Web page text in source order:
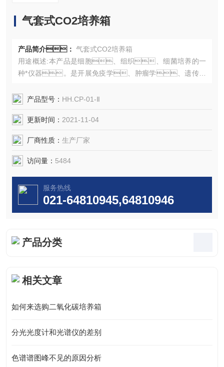
气套式CO2培养箱
产品简介： 气套式CO2培养箱
用途概述:本产品是细胞、组织、细菌培养的一
种*仪器。是开展免疫学、肿瘤学、遗传学
业科学、药物学的研究和生产。
产品型号： HH.CP-01-Ⅱ
更新时间： 2021-11-04
厂商性质： 生产厂家
访问量： 5484
服务热线
021-64810945,64810946
产品分类
相关文章
如何来选购二氧化碳培养箱
分光光度计和光谱仪的差别
色谱谱图峰不见的原因分析